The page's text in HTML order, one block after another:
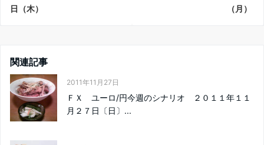
日（木）
（月）
関連記事
2011年11月27日
ＦＸ ユーロ/円今週のシナリオ ２０１１年１１
月２７日〔日〕...